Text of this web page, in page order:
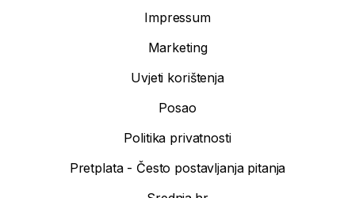
Impressum
Marketing
Uvjeti korištenja
Posao
Politika privatnosti
Pretplata - Često postavljanja pitanja